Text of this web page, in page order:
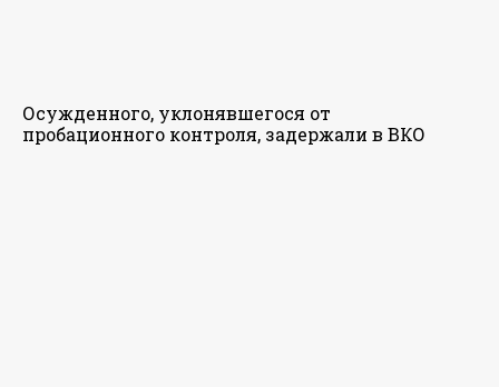
Осужденного, уклонявшегося от
пробационного контроля, задержали в ВКО